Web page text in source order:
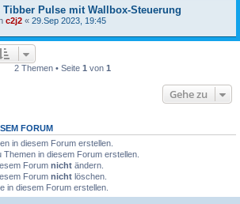
Tibber Pulse mit Wallbox-Steuerung
c2j2 « 29.Sep 2023, 19:45
2 Themen • Seite 1 von 1
Gehe zu
FORUM
in diesem Forum erstellen.
Themen in diesem Forum erstellen.
Forum nicht ändern.
Forum nicht löschen.
in diesem Forum erstellen.